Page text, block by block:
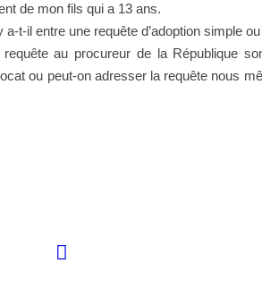
de mon fils qui a 13 ans.
t-il entre une requête d’adoption simple
au procureur de la République
ou peut-on adresser la requête nous